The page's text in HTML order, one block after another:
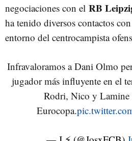
negociaciones con el RB
ha tenido diversos contactos
entorno del centrocampista
Infravaloramos a Dani Olmo
jugador más influyente en el
Rodri, Nico y Lamine
Eurocopa.